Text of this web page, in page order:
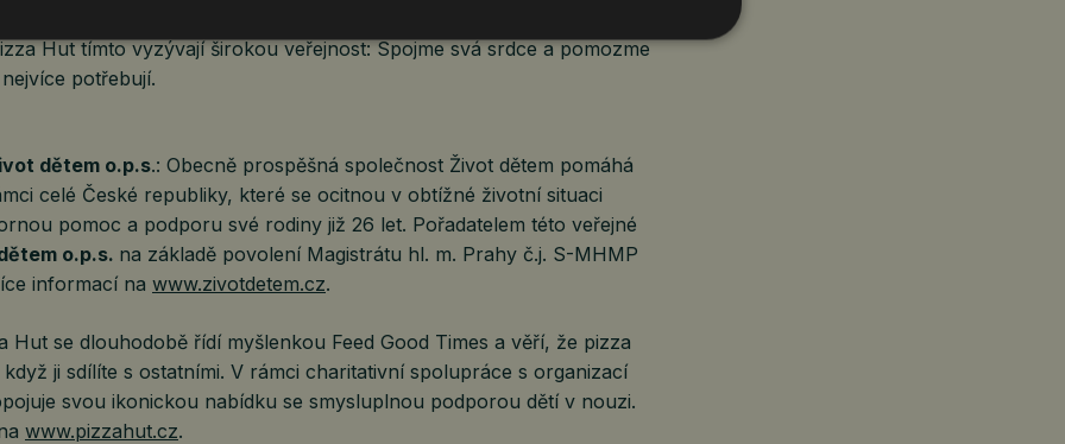
Hut tímto vyzývají širokou veřejnost: Spojme svá srdce a pomozme
potřebují.
dětem o.p.s.: Obecně prospěšná společnost Život dětem pomáhá
celé České republiky, které se ocitnou v obtížné životní situaci
pomoc a podporu své rodiny již 26 let. Pořadatelem této veřejné
o.p.s. na základě povolení Magistrátu hl. m. Prahy č.j. S-MHMP
informací na www.zivotdetem.cz.
Hut se dlouhodobě řídí myšlenkou Feed Good Times a věří, že pizza
ji sdílíte s ostatními. V rámci charitativní spolupráce s organizací
svou ikonickou nabídku se smysluplnou podporou dětí v nouzi.
www.pizzahut.cz.